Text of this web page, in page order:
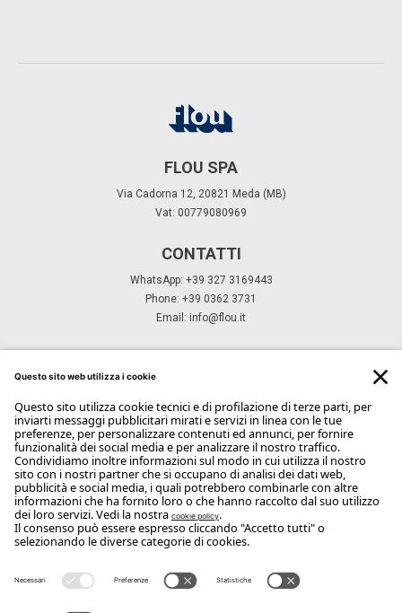
FLOU SPA
Via Cadorna 12, 20821 Meda (MB)
Vat: 00779080969
CONTATTI
WhatsApp: +39 327 3169443
Phone: +39 0362 3731
Email: info@flou.it
Iscriviti
Copyright Flou 2026
Modifica impostazioni privacy